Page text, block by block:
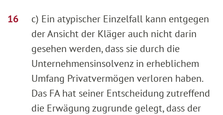
c) Ein atypischer Einzelfall kann entgegen
der Ansicht der Kläger auch nicht darin
gesehen werden, dass sie durch die
Unternehmensinsolvenz in erheblichem
Umfang Privatvermögen verloren haben.
Das FA hat seiner Entscheidung zutreffend
die Erwägung zugrunde gelegt, dass der